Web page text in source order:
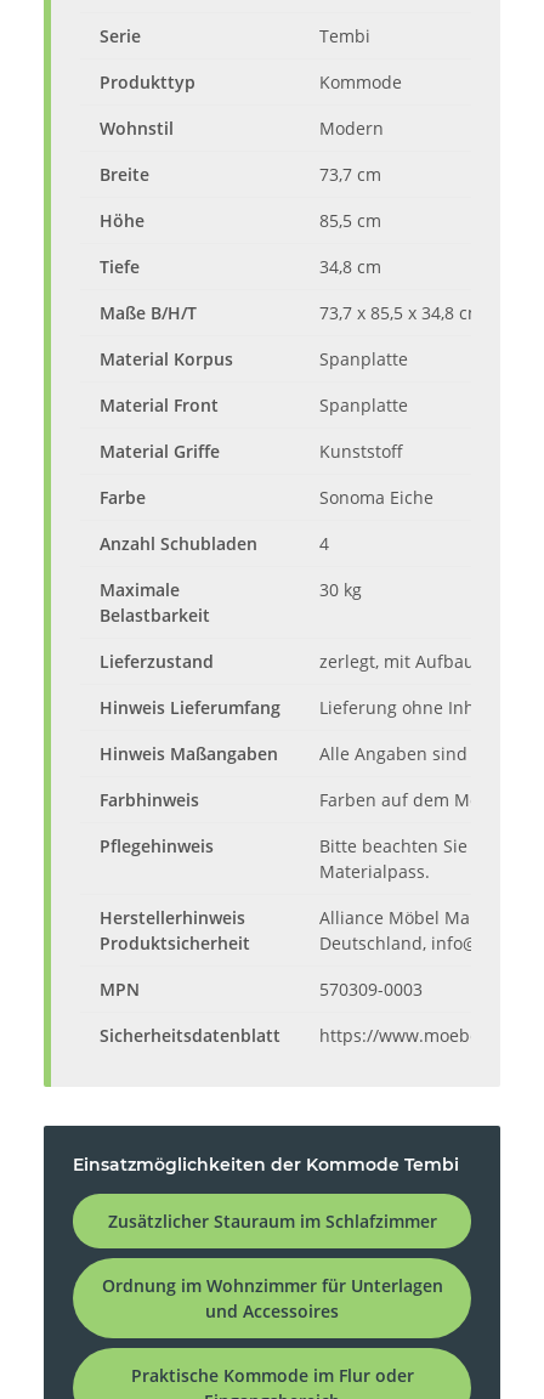
Serie
Tembi
Produkttyp
Kommode
Wohnstil
Modern
Breite
73,7 cm
Höhe
85,5 cm
Tiefe
34,8 cm
Maße B/H/T
73,7 x 85,5 x 34,8 cm (ca.-
Material Korpus
Spanplatte
Material Front
Spanplatte
Material Griffe
Kunststoff
Farbe
Sonoma Eiche
Anzahl Schubladen
4
Maximale
Belastbarkeit
30 kg
Lieferzustand
zerlegt, mit
Hinweis Lieferumfang
Lieferung ohne Inhalt und
Hinweis Maßangaben
Alle Angaben sind ca.-
Farbhinweis
Farben auf dem Monitor
Pflegehinweis
Bitte beachten Sie die
Materialpass.
Herstellerhinweis
Produktsicherheit
Alliance Möbel Marketing
Deutschland,
MPN
570309-0003
Sicherheitsdatenblatt
https://
Einsatzmöglichkeiten der Kommode Tembi
Zusätzlicher Stauraum im Schlafzimmer
Ordnung im Wohnzimmer für Unterlagen
und Accessoires
Praktische Kommode im Flur oder